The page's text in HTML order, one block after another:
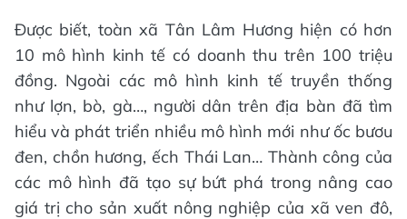
Được biết, toàn xã Tân Lâm Hương hiện có hơn
10 mô hình kinh tế có doanh thu trên 100 triệu
đồng. Ngoài các mô hình kinh tế truyền thống
như lợn, bò, gà…, người dân trên địa bàn đã tìm
hiểu và phát triển nhiều mô hình mới như ốc bươu
đen, chồn hương, ếch Thái Lan… Thành công của
các mô hình đã tạo sự bứt phá trong nâng cao
giá trị cho sản xuất nông nghiệp của xã ven đô,